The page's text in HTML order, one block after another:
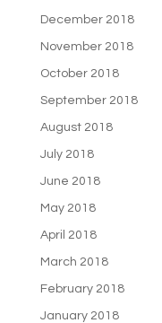
December 2018
November 2018
October 2018
September 2018
August 2018
July 2018
June 2018
May 2018
April 2018
March 2018
February 2018
January 2018